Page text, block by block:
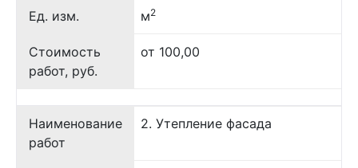
Ед. изм. м2
Стоимость
работ, руб.
от 100,00
Наименование
работ
2. Утепление фасада